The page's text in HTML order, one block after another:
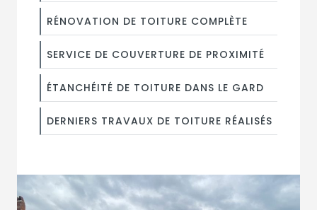
RÉNOVATION DE TOITURE COMPLÈTE
SERVICE DE COUVERTURE DE PROXIMITÉ
ÉTANCHÉITÉ DE TOITURE DANS LE GARD
DERNIERS TRAVAUX DE TOITURE RÉALISÉS